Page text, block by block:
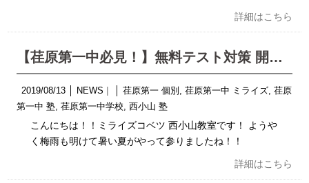
詳細はこちら
【荏原第一中必見！】無料テスト対策 開催！！
2019/08/13│ NEWS 荏原第一 個別 荏原第一中 ミライズ, 荏原
第一中 塾, 荏原第一中学校 西小山 塾
こんにちは！！ミライズコベツ 西小山教室です！ ようや
く梅雨も明けて暑い夏がやって参りましたね！！
詳細はこちら